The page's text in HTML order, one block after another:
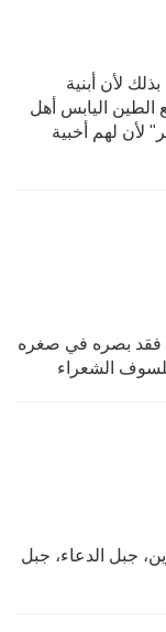
لأن أبنية
الطين اليابس أهل
لأن لهم أخبية
فقد بصره في صغره
الشعراء
جبل الدعاء، جبل